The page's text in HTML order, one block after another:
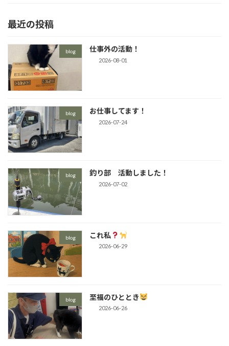
最近の投稿
blog 仕事外の活動！
2026-08-01
blog お仕事してます！
2026-07-24
blog 釣り部 活動しました！
2026-07-02
blog これ私
2026-06-29
blog 至福のひととき
2026-06-26